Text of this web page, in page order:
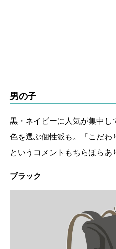
男の子
黒・ネイビーに人気が集中し
色を選ぶ個性派も。「こだわ
というコメントもちらほらあ
ブラック